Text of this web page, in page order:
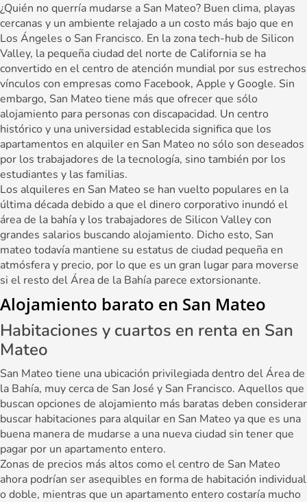
¿Quién no querría mudarse a San Mateo? Buen clima, playas
cercanas y un ambiente relajado a un costo más bajo que en
Los Ángeles o San Francisco. En la zona tech-hub de Silicon
Valley, la pequeña ciudad del norte de California se ha
convertido en el centro de atención mundial por sus estrechos
vínculos con empresas como Facebook, Apple y Google. Sin
embargo, San Mateo tiene más que ofrecer que sólo
alojamiento para personas con discapacidad. Un centro
histórico y una universidad establecida significa que los
apartamentos en alquiler en San Mateo no sólo son deseados
por los trabajadores de la tecnología, sino también por los
estudiantes y las familias.
Los alquileres en San Mateo se han vuelto populares en la
última década debido a que el dinero corporativo inundó el
área de la bahía y los trabajadores de Silicon Valley con
grandes salarios buscando alojamiento. Dicho esto, San
mateo todavía mantiene su estatus de ciudad pequeña en
atmósfera y precio, por lo que es un gran lugar para moverse
si el resto del Área de la Bahía parece extorsionante.
Alojamiento barato en San Mateo
Habitaciones y cuartos en renta en San
Mateo
San Mateo tiene una ubicación privilegiada dentro del Área de
la Bahía, muy cerca de San José y San Francisco. Aquellos que
buscan opciones de alojamiento más baratas deben considerar
buscar habitaciones para alquilar en San Mateo ya que es una
buena manera de mudarse a una nueva ciudad sin tener que
pagar por un apartamento entero.
Zonas de precios más altos como el centro de San Mateo
ahora podrían ser asequibles en forma de habitación individual
o doble, mientras que un apartamento entero costaría mucho